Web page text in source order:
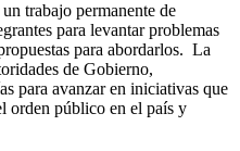
trabajo permanente de
para levantar problemas
para abordarlos. La
de Gobierno,
para avanzar en iniciativas que
orden público en el país y